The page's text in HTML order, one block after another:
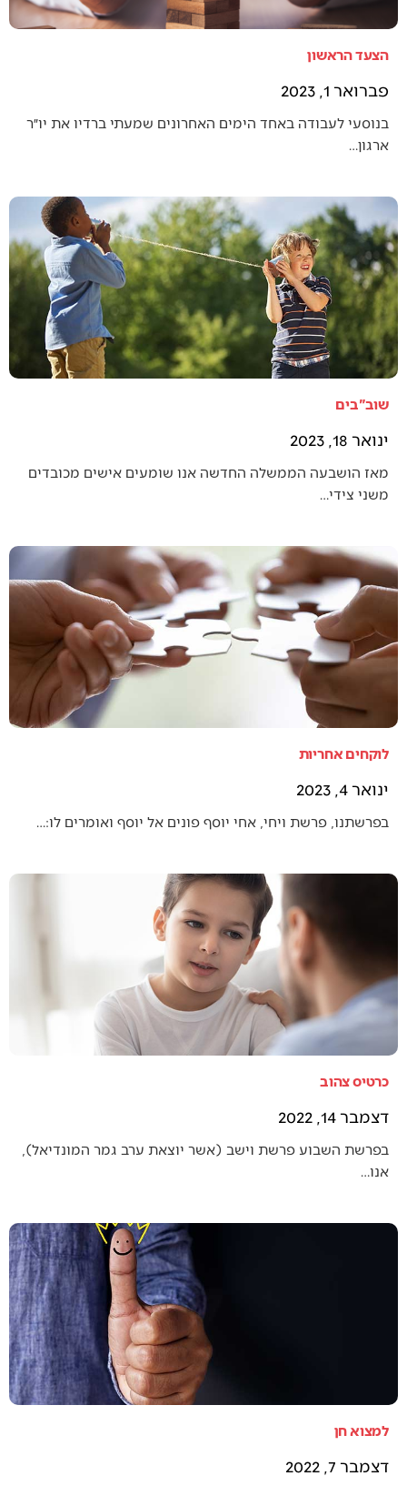
הצעד הראשון
פברואר 1, 2023
בנוסעי לעבודה באחד הימים האחרונים שמעתי ברדיו את יו״ר
ארגון…
שוב"בים
ינואר 18, 2023
מאז הושבעה הממשלה החדשה אנו שומעים אישים מכובדים
משני צידי…
לוקחים אחריות
ינואר 4, 2023
בפרשתנו, פרשת ויחי, אחי יוסף פונים אל יוסף ואומרים לו:…
כרטיס צהוב
דצמבר 14, 2022
בפרשת השבוע פרשת וישב (אשר יוצאת ערב גמר המונדיאל),
אנו…
למצוא חן
דצמבר 7, 2022